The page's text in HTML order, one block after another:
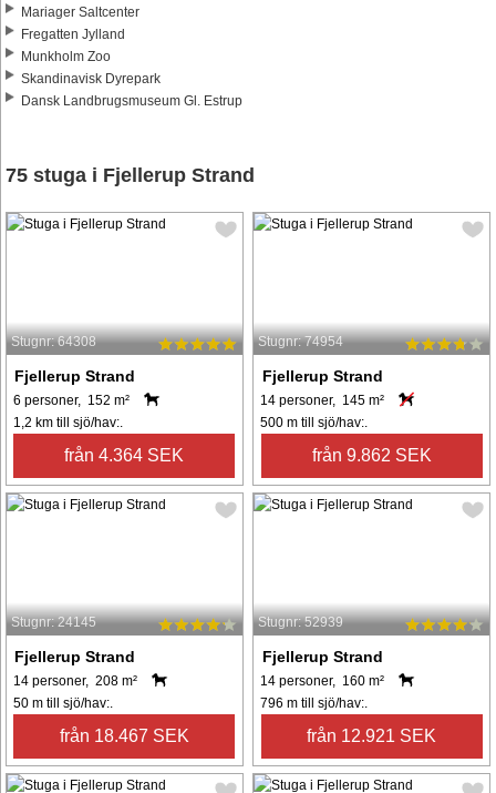
Mariager Saltcenter
Fregatten Jylland
Munkholm Zoo
Skandinavisk Dyrepark
Dansk Landbrugsmuseum Gl. Estrup
75 stuga i Fjellerup Strand
Stugnr: 64308
Fjellerup Strand
6 personer, 152 m²
1,2 km till sjö/hav:.
från 4.364 SEK
Stugnr: 74954
Fjellerup Strand
14 personer, 145 m²
500 m till sjö/hav:.
från 9.862 SEK
Stugnr: 24145
Fjellerup Strand
14 personer, 208 m²
50 m till sjö/hav:.
från 18.467 SEK
Stugnr: 52939
Fjellerup Strand
14 personer, 160 m²
796 m till sjö/hav:.
från 12.921 SEK